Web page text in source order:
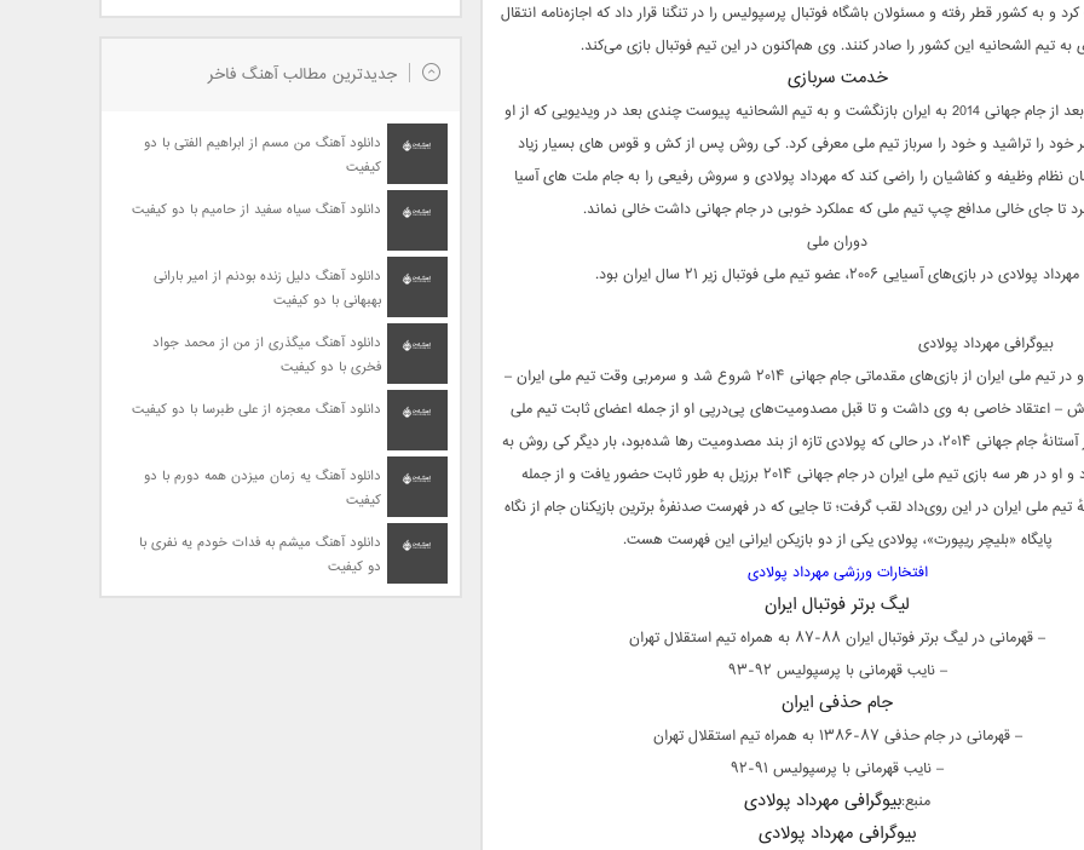
و به کشور قطر رفته و مسئولان باشگاه فوتبال پرسپولیس را در تنگنا قرار داد که اجازه‌نامه انتقال
به تیم الشحانیه این کشور را صادر کنند. وی هم‌اکنون در این تیم فوتبال بازی می‌کند.
خدمت سربازی
مهرداد پولادی بعد از جام جهانی 2014 به ایران بازنگشت و به تیم الشحانیه پیوست چندی بعد در ویدیویی که از او
خود را تراشید و خود را سرباز تیم ملی معرفی کرد. کی روش پس از کش و قوس های بسیار زیاد
نظام وظیفه و کفاشیان را راضی کند که مهرداد پولادی و سروش رفیعی را به جام ملت های آسیا
تا جای خالی مدافع چپ تیم ملی که عملکرد خوبی در جام جهانی داشت خالی نماند.
دوران ملی
مهرداد پولادی در بازی‌های آسیایی ۲۰۰۶، عضو تیم ملی فوتبال زیر ۲۱ سال ایران بود.
بیوگرافی مهرداد پولادی
حضور مستمر او در تیم ملی ایران از بازی‌های مقدماتی جام جهانی ۲۰۱۴ شروع شد و سرمربی وقت تیم ملی ایران –
– اعتقاد خاصی به وی داشت و تا قبل مصدومیت‌های پی‌درپی او از جمله اعضای ثابت تیم ملی
بود. سرانجام در آستانهٔ جام جهانی ۲۰۱۴، در حالی که پولادی تازه از بند مصدومیت رها شده‌بود، بار دیگر کی روش به
او اعتماد کرد و او در هر سه بازی تیم ملی ایران در جام جهانی ۲۰۱۴ برزیل به طور ثابت حضور یافت و از جمله
تیم ملی ایران در این روی‌داد لقب گرفت؛ تا جایی که در فهرست صدنفرهٔ برترین بازیکنان جام از نگاه
پایگاه «بلیچر ریپورت»، پولادی یکی از دو بازیکن ایرانی این فهرست هست.
افتخارات ورزشی مهرداد پولادی
لیگ برتر فوتبال ایران
– قهرمانی در لیگ برتر فوتبال ایران ۸۸-۸۷ به همراه تیم استقلال تهران
– نایب قهرمانی با پرسپولیس ۹۲-۹۳
جام حذفی ایران
– قهرمانی در جام حذفی ۸۷-۱۳۸۶ به همراه تیم استقلال تهران
– نایب قهرمانی با پرسپولیس ۹۱-۹۲
منبع:بیوگرافی مهرداد پولادی
بیوگرافی مهرداد پولادی
جدیدترین مطالب آهنگ فاخر
دانلود آهنگ من مسم از ابراهیم الفتی با دو
کیفیت
دانلود آهنگ سیاه سفید از حامیم با دو کیفیت
دانلود آهنگ دلیل زنده بودنم از امیر بارانی
بهبهانی با دو کیفیت
دانلود آهنگ میگذری از من از محمد جواد
فخری با دو کیفیت
دانلود آهنگ معجزه از علی طبرسا با دو کیفیت
دانلود آهنگ یه زمان میزدن همه دورم با دو
کیفیت
دانلود آهنگ میشم به فدات خودم یه نفری با
دو کیفیت